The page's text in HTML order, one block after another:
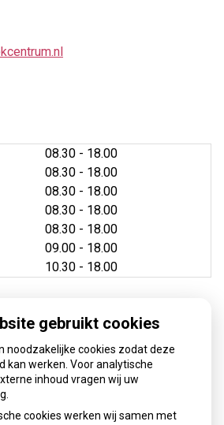
08.30 - 18.00
08.30 - 18.00
08.30 - 18.00
08.30 - 18.00
08.30 - 18.00
09.00 - 18.00
10.30 - 18.00
gebruikt cookies
noodzakelijke cookies zodat deze
kan werken. Voor analytische
inhoud vragen wij uw
cookies werken wij samen met